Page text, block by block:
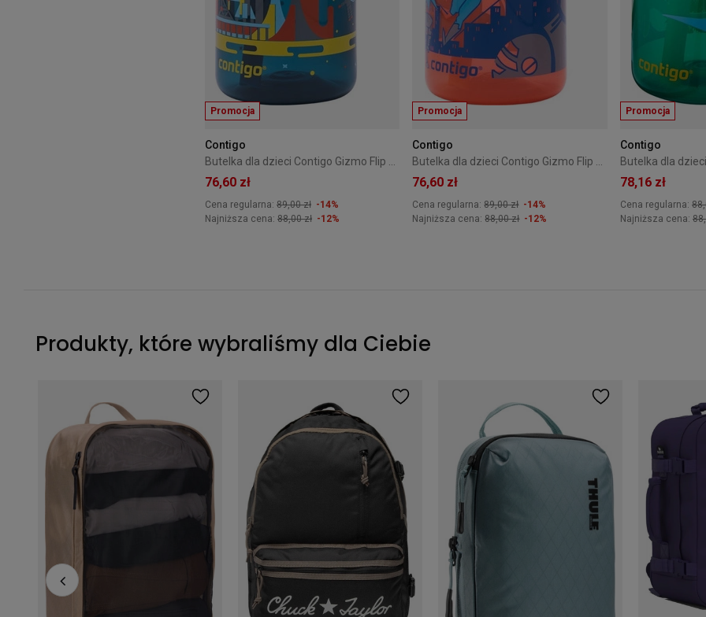
Promocja
Contigo
76,60 zł
Cena regularna: 89,00 zł -14%
Najniższa cena: 88,00 zł -12%
Promocja
Contigo
76,60 zł
Cena regularna:89,00 zł -14%
Najniższa cena:88,00 zł -12%
Promocja
Contigo
78,16 zł
Cena regularna:
Najniższa cena:
Produkty, które wybraliśmy dla Ciebie